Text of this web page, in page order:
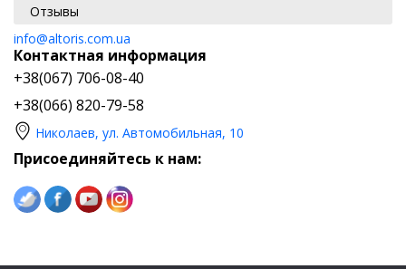
Отзывы
info@altoris.com.ua
Контактная информация
+38(067) 706-08-40
+38(066) 820-79-58
Николаев, ул. Автомобильная, 10
Присоединяйтесь к нам: